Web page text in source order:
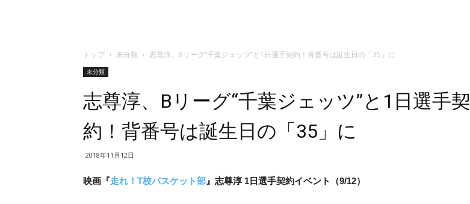
トップ 未分類 志尊淳、Bリーグ“千葉ジェッツ”と1日選手契約！背番号は誕生日の「35」に
未分類
志尊淳、Bリーグ“千葉ジェッツ”と1日選手契
約！背番号は誕生日の「35」に
2018年11月12日
映画『走れ！T校バスケット部 』志尊淳 1日選手契約イベント（9/12）